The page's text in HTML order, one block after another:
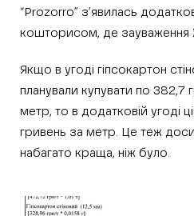
“Prozorro” з’явилась
кошторисом, де зауваження
Якщо в угоді гіпсокартон
планували купувати по 382,7
метр, то в додатковій угоді
гривень за метр. Це теж
набагато краща, ніж було.